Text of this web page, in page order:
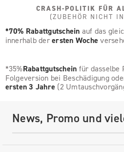
CRASH-POLITIK FÜR
(ZUBEHÖR NICHT
*70% Rabattgutschein auf das
innerhalb der ersten Woche
*35%Rabattgutschein für dasselbe
Folgeversion bei Beschädigung
ersten 3 Jahre (2
News, Promo und